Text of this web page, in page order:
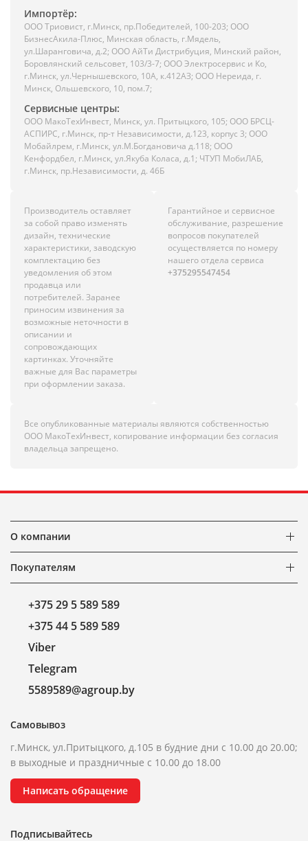
Импортёр:
ООО Триовист, г.Минск, пр.Победителей, 100-203; ООО
БизнесАкила-Плюс, Минская область, г.Мядель,
ул.Шаранговича, д.2; ООО АйТи Дистрибуция, Минский район,
Боровлянский сельсовет, 103/3-7; ООО Электросервис и Ко,
г.Минск, ул.Чернышевского, 10А, к.412АЗ; ООО Нереида, г.
Минск, Ольшевского, 10, пом.7;
Сервисные центры:
ООО МакоТехИнвест, Минск, ул. Притыцкого, 105; ООО БРСЦ-
АСПИРС, г.Минск, пр-т Независимости, д.123, корпус 3; ООО
Мобайлрем, г.Минск, ул.М.Богдановича д.118; ООО
Кенфордбел, г.Минск, ул.Якуба Коласа, д.1; ЧТУП МобиЛАБ,
г.Минск, пр.Независимости, д. 46Б
Производитель оставляет
за собой право изменять
дизайн, технические
характеристики, заводскую
комплектацию без
уведомления об этом
продавца или
потребителей. Заранее
приносим извинения за
возможные неточности в
описании и
сопровождающих
картинках. Уточняйте
важные для Вас параметры
при оформлении заказа.
Гарантийное и сервисное
обслуживание, разрешение
вопросов покупателей
осуществляется по номеру
нашего отдела сервиса
+375295547454
Все опубликованные материалы являются собственностью
ООО МакоТехИнвест, копирование информации без согласия
владельца запрещено.
О компании
Покупателям
+375 29 5 589 589
+375 44 5 589 589
Viber
Telegram
5589589@agroup.by
Самовывоз
г.Минск, ул.Притыцкого, д.105 в будние дни с 10.00 до 20.00;
в выходные и праздничные с 10.00 до 18.00
Написать обращение
Подписывайтесь